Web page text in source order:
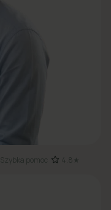
Szybka pomoc 4.8★